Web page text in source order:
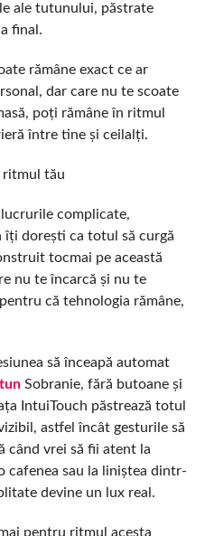
ale tutunului, păstrate
final.
rămâne exact ce ar
dar care nu te scoate
poți rămâne în ritmul
între tine și ceilalți.
ritmul tău
complicate,
îți dorești ca totul să curgă
tocmai pe această
nu te încarcă și nu te
că tehnologia rămâne,
să înceapă automat
Sobranie, fără butoane și
IntuiTouch păstrează totul
astfel încât gesturile să
când vrei să fii atent la
cafenea sau la liniștea dintr-
devine un lux real.
pentru ritmul acesta